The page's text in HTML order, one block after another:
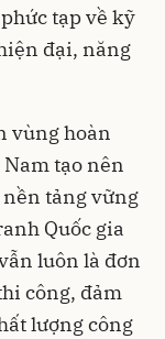
tạp về kỹ
đại, năng
vùng hoàn
tạo nên
tảng vững
Quốc gia
luôn là đơn
công, đảm
lượng công